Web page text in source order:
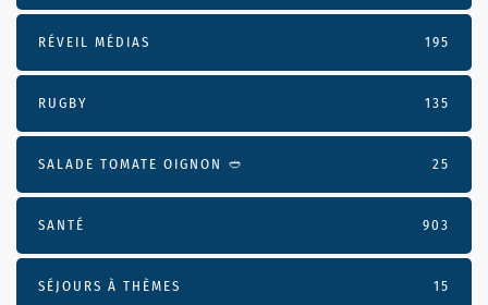
RÉVEIL MÉDIAS 195
RUGBY 135
SALADE TOMATE OIGNON 🥙 25
SANTÉ 903
SÉJOURS À THÈMES 15